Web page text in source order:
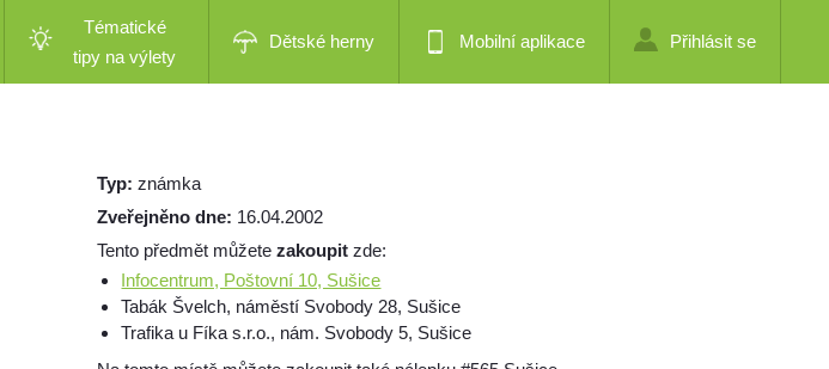
Tématické
tipy na výlety
Dětské herny Mobilní aplikace Přihlásit se
Typ:známka
Zveřejněno dne: 16.04.2002
Tento předmět můžetezakoupit zde:
Infocentrum, Poštovní 10, Sušice
Tabák Švelch, náměstí Svobody 28, Sušice
Trafika u Fíka s.r.o., nám. Svobody 5, Sušice